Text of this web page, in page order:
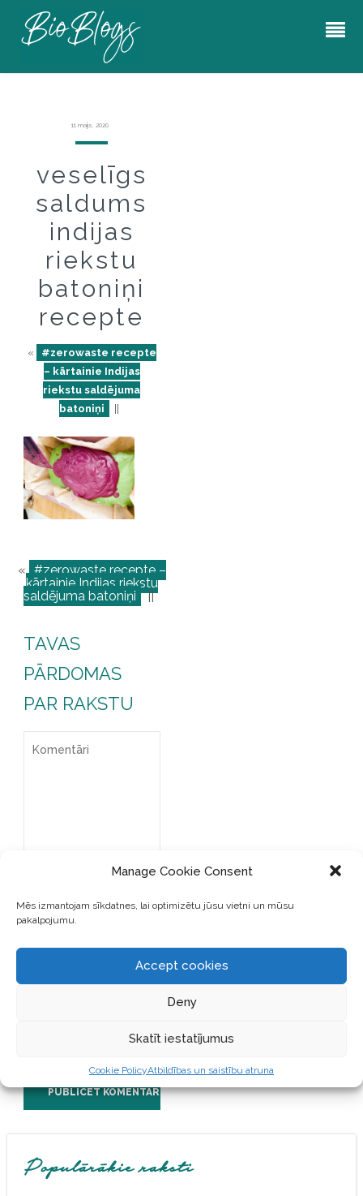
Manage Cookie Consent
Mēs izmantojam sīkdatnes, lai optimizētu jūsu vietni un mūsu
pakalpojumu.
Accept cookies
Deny
Skatīt iestatījumus
Cookie PolicyAtbildības un saistību atruna
11 maijs, 2020
veselīgs
saldums
indijas
riekstu
batoniņi
recepte
«
#zerowaste recepte
– kārtainie Indijas
riekstu saldējuma
batoniņi
« #zerowaste recepte –
kārtainie Indijas riekstu
saldējuma batoniņi ||
TAVAS
PĀRDOMAS
PAR RAKSTU
SAGLABĀJIET MANU VĀRDU,
E-PASTA ADRESI UN VIETNI
Populārākie raksti